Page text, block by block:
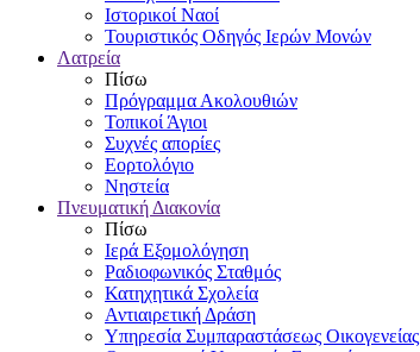
Ιστορικοί Ναοί
Τουριστικός Οδηγός Ιερών Μονών
Λατρεία
Πίσω
Πρόγραμμα Ακολουθιών
Τοπικοί Άγιοι
Συχνές απορίες
Εορτολόγιο
Νηστεία
Πνευματική Διακονία
Πίσω
Ιερά Εξομολόγηση
Ραδιοφωνικός Σταθμός
Κατηχητικά Σχολεία
Αντιαιρετική Δράση
Υπηρεσία Συμπαραστάσεως Οικογενείας